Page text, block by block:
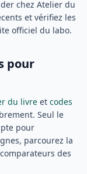
chez Atelier du
et vérifiez les
officiel du labo.
pour
du livre et codes
Seul le
pour
parcourez la
des